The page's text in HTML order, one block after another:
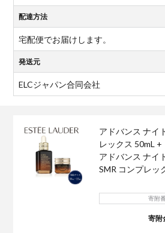
配達方法
宅配便でお届けします。
発送元
ELCジャパン合同会社
アドバンス ナイ
レックス 50mL +
アドバンス ナイ
SMR コンプレッ
寄附
寄附